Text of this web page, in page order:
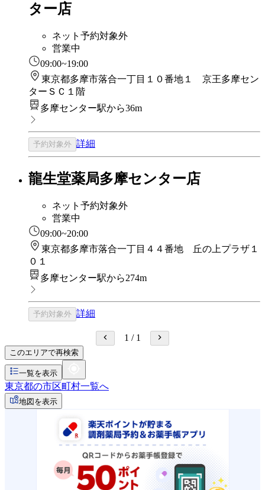
ター店
ネット予約対象外
営業中
09:00~19:00
東京都多摩市落合一丁目１０番地１ 京王多摩セン
ターＳＣ１階
多摩センター駅から36m
予約対象外 詳細
龍生堂薬局多摩センター店
ネット予約対象外
営業中
09:00~20:00
東京都多摩市落合一丁目４４番地 丘の上プラザ１
０１
多摩センター駅から274m
予約対象外 詳細
1 / 1
このエリアで再検索
一覧を表示
東京都の市区町村一覧へ
地図を表示